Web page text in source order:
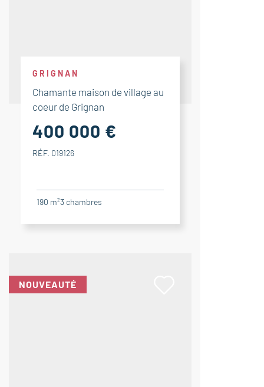
GRIGNAN
Chamante maison de village au
coeur de Grignan
400 000 €
RÉF. 019126
190 m²3 chambres
NOUVEAUTÉ